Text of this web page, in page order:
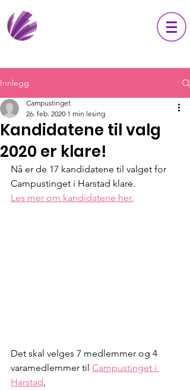
Innlegg
Kandidatene til valg
2020 er klare!
Campustinget
26. feb. 2020 1 min lesing
Nå er de 17 kandidatene til valget for
Campustinget i Harstad klare.
Les mer om kandidatene her.
Det skal velges 7 medlemmer og 4
varamedlemmer til Campustinget i
Harstad,